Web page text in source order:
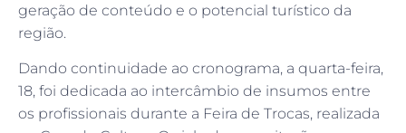
geração de conteúdo e o potencial turístico da
região.
Dando continuidade ao cronograma, a quarta-feira,
18, foi dedicada ao intercâmbio de insumos entre
os profissionais durante a Feira de Trocas, realizada